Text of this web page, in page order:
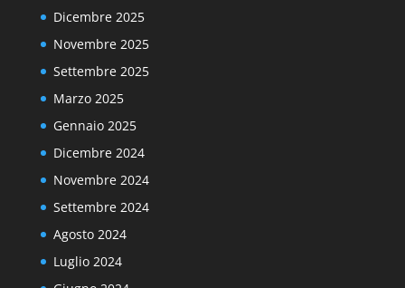
Dicembre 2025
Novembre 2025
Settembre 2025
Marzo 2025
Gennaio 2025
Dicembre 2024
Novembre 2024
Settembre 2024
Agosto 2024
Luglio 2024